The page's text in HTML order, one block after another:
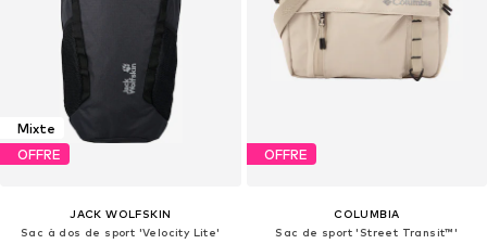
Mixte
OFFRE
JACK WOLFSKIN
Sac à dos de sport 'Velocity Lite'
OFFRE
COLUMBIA
Sac de sport 'Street Transit™'